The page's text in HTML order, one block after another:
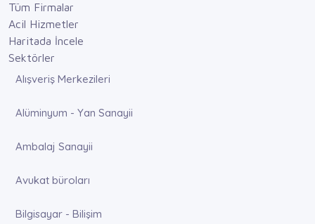
Tüm Firmalar
Acil Hizmetler
Haritada İncele
Sektörler
Alışveriş Merkezileri
Alüminyum - Yan Sanayii
Ambalaj Sanayii
Avukat büroları
Bilgisayar - Bilişim